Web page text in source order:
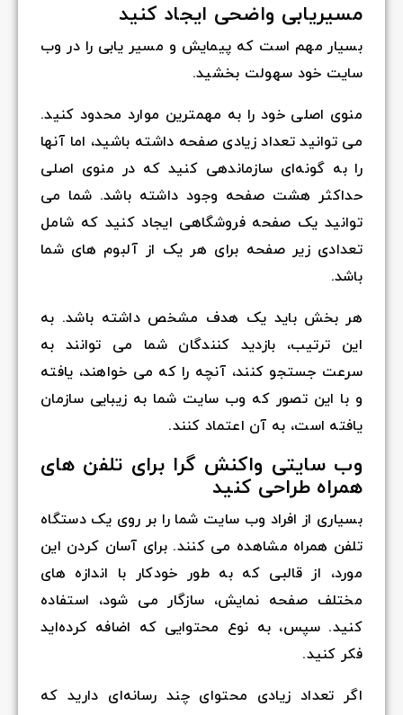
مسیریابی واضحی ایجاد کنید
بسیار مهم است که پیمایش و مسیر یابی را در وب
سایت خود سهولت بخشید.
منوی اصلی خود را به مهمترین موارد محدود کنید.
می توانید تعداد زیادی صفحه داشته باشید، اما آنها
را به گونه‌ای سازماندهی کنید که در منوی اصلی
حداکثر هشت صفحه وجود داشته باشد. شما می
توانید یک صفحه فروشگاهی ایجاد کنید که شامل
تعدادی زیر صفحه برای هر یک از آلبوم های شما
باشد.
هر بخش باید یک هدف مشخص داشته باشد. به
این ترتیب، بازدید کنندگان شما می توانند به
سرعت جستجو کنند، آنچه را که می خواهند، یافته
و با این تصور که وب سایت شما به زیبایی سازمان
یافته است، به آن اعتماد کنند.
وب سایتی واکنش گرا برای تلفن های
همراه طراحی کنید
بسیاری از افراد وب سایت شما را بر روی یک دستگاه
تلفن همراه مشاهده می کنند. برای آسان کردن این
مورد، از قالبی که به طور خودکار با اندازه های
مختلف صفحه نمایش، سازگار می شود، استفاده
کنید. سپس، به نوع محتوایی که اضافه کرده‌اید
فکر کنید.
اگر تعداد زیادی محتوای چند رسانه‌ای دارید که